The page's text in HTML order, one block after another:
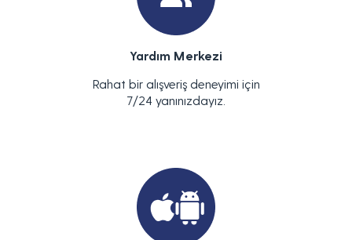
Yardım Merkezi
Rahat bir alışveriş deneyimi için
7/24 yanınızdayız.